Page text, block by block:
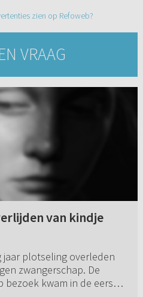
zien op Refoweb?
VRAAG
van kindje
jaar plotseling overleden
zwangerschap. De
bezoek kwam in de eerste